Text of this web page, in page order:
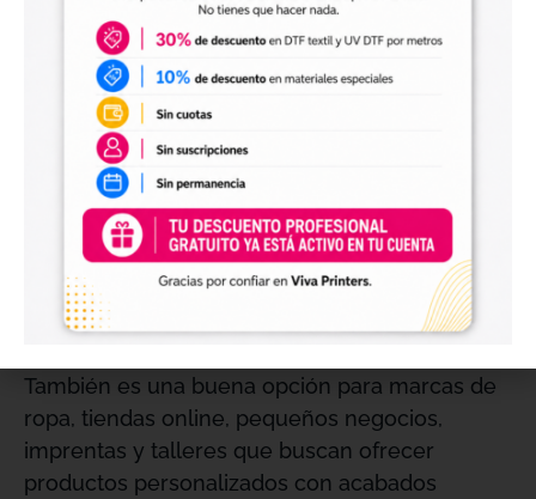
Ideal para talleres, marcas
e imprentas textiles
tinta DTF 1 kiloes una solución práctica para
negocios que buscan mejorar la calidad de sus
estampaciones y mantener un flujo de
producción estable. Es adecuada para
profesionales que trabajan con personalización
textil y necesitan un consumible fiable para
producir diseños de forma continua.
También es una buena opción para marcas de
ropa, tiendas online, pequeños negocios,
imprentas y talleres que buscan ofrecer
productos personalizados con acabados